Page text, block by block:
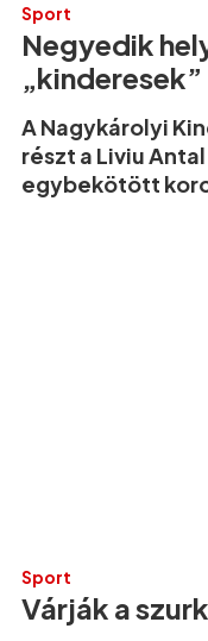
Sport
Negyedik
A Nagykárolyi
részt a Liviu
egybekötött
Sport
Várják a